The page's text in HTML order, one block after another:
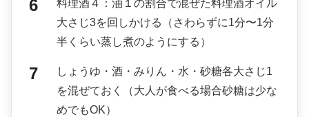
料理酒４：油１の割合で混ぜた料理酒オイル
大さじ3を回しかける（さわらずに1分〜1分
半くらい蒸し煮のようにする）
しょうゆ・酒・みりん・水・砂糖各大さじ1
を混ぜておく（大人が食べる場合砂糖は少な
めでもOK）